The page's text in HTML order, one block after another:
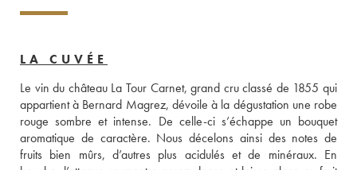
LA CUVÉE
Le vin du château La Tour Carnet, grand cru classé de 1855 qui
appartient à Bernard Magrez, dévoile à la dégustation une robe
rouge sombre et intense. De celle-ci s’échappe un bouquet
aromatique de caractère. Nous décelons ainsi des notes de
fruits bien mûrs, d’autres plus acidulés et de minéraux. En